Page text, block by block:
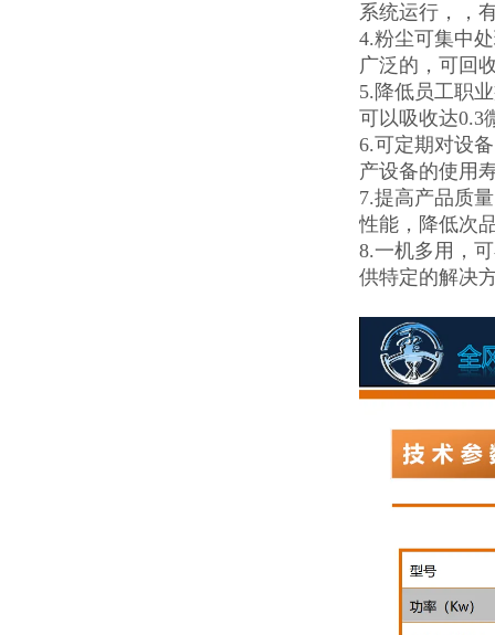
系统运行，，
4.粉尘可集中
广泛的，可回
5.降低员工职
可以吸收达0.3
6.可定期对设
产设备的使用
7.提高产品质
性能，降低次
8.一机多用，
供特定的解决